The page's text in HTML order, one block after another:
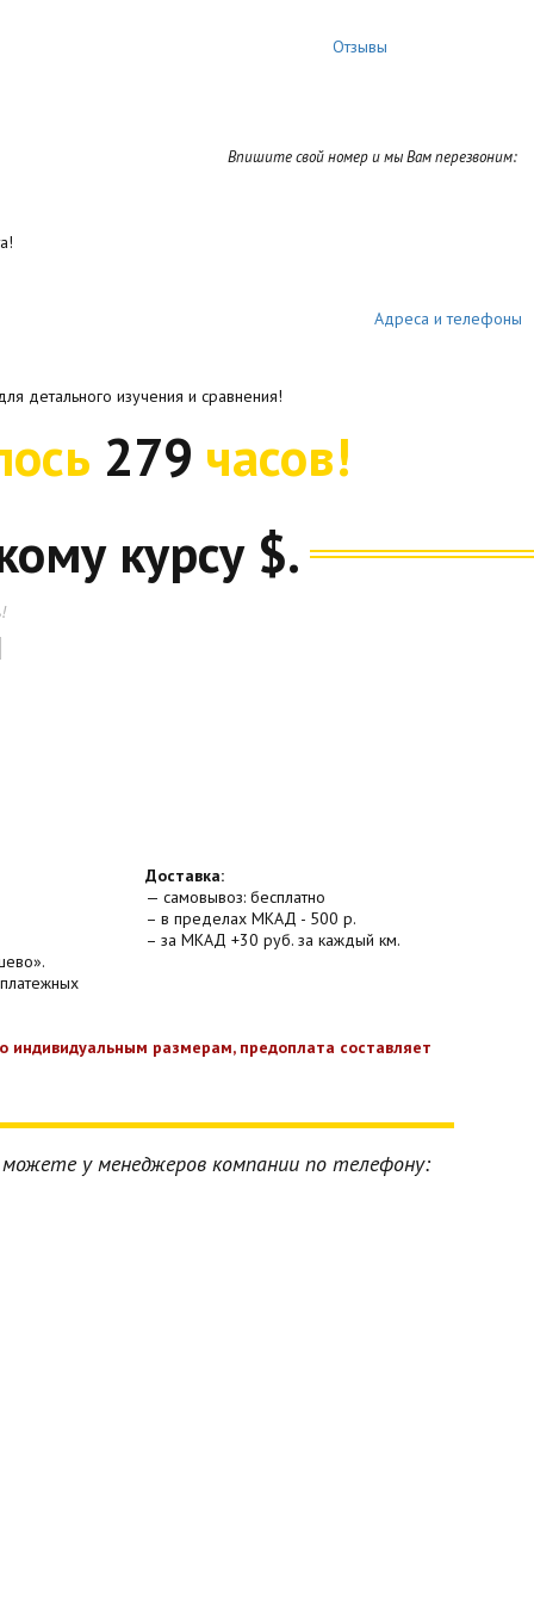
Отзывы
Впишите свой номер и мы Вам перезвоним:
Адреса и телефоны
детального изучения и сравнения!
279 часов!
курсу $.
Доставка:
— самовывоз: бесплатно
– в пределах МКАД - 500 р.
– за МКАД +30 руб. за каждый км.
индивидуальным размерам, предоплата составляет
у менеджеров компании по телефону: